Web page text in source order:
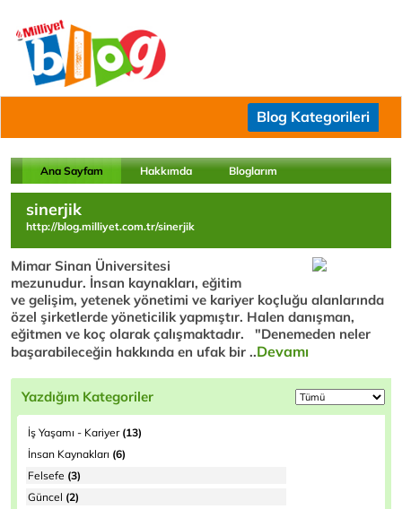
Blog Kategorileri
Ana Sayfam Hakkımda Bloglarım
sinerjik
http://blog.milliyet.com.tr/sinerjik
Mimar Sinan Üniversitesi
mezunudur. İnsan kaynakları, eğitim
ve gelişim, yetenek yönetimi ve kariyer koçluğu alanlarında
özel şirketlerde yöneticilik yapmıştır. Halen danışman,
eğitmen ve koç olarak çalışmaktadır. "Denemeden neler
başarabileceğin hakkında en ufak bir ..Devamı
Yazdığım Kategoriler
İş Yaşamı - Kariyer(13)
İnsan Kaynakları (6)
Felsefe (3)
Güncel (2)